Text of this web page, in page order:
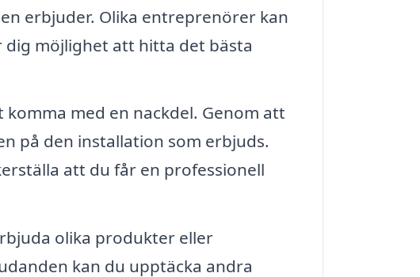
erbjuder. Olika entreprenörer kan
möjlighet att hitta det bästa
med en nackdel. Genom att
på den installation som erbjuds.
att du får en professionell
olika produkter eller
kan du upptäcka andra